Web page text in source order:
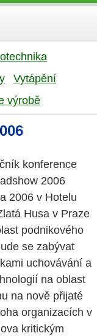
Vytápění
výrobě
konference
2006
2006 v Hotelu
Husa v Praze
podnikového
se zabývat
uchovávání a
na oblast
na nově přijaté
organizacích v
kritickým